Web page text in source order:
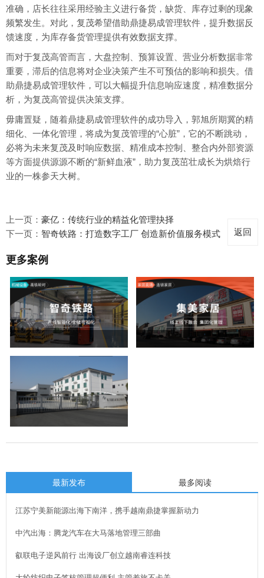
准确，店长往往采用经验主义进行备货，缺货、库存过剩的现象
频繁发生。对此，复茂希望借助鼎捷易成管理软件，提升数据反
馈速度，为库存备货管理提供有效数据支撑。
而对于复茂高管而言，大盘控制、预算设置、营业分析数据非常
重要，滞后的信息将对企业决策产生不可预估的影响和损失。借
助鼎捷易成管理软件，可以大幅提升信息响应速度，精准数据分
析，为复茂高管提供决策支撑。
毋庸置疑，随着鼎捷易成管理软件的成功导入，郭旭所期冀的精
细化、一体化管理，将成为复茂管理的“心脏”，它的不断跳动，
必将为未来复茂及时响应数据、精准成本控制、整合内外部资源
等方面提供源源不断的“新鲜血液”，助力复茂茁壮成长为烘焙行
业的一株参天大树。
上一页： 豪亿：传统行业的精益化管理抉择
下一页： 智奇铁路：打造数字工厂 创造新价值服务模式 返回
更多案例
最新发布 最多阅读
江苏宁美新能源出海下南洋，携手越南鼎捷掌握新动力
中汽出海：腾龙汽车在大马落地管理三部曲
叡联电子逆风前行 出海设厂创立越南睿连科技